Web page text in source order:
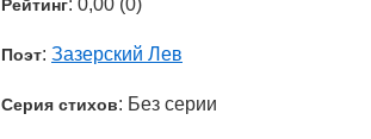
Рейтинг: 0,00 (0)
Поэт: Зазерский Лев
Серия стихов: Без серии